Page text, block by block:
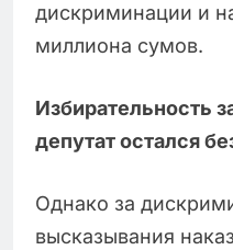
дискриминации и
миллиона сумов.
Избирательность
депутат остался
Однако за
высказывания